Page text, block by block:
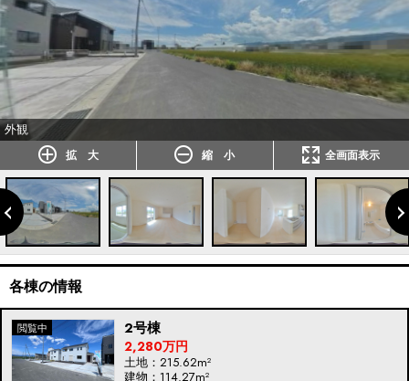
外観
拡 大 縮 小 全画面表示
各棟の情報
2号棟
2,280万円
土地：215.62m²
建物：114.27m²